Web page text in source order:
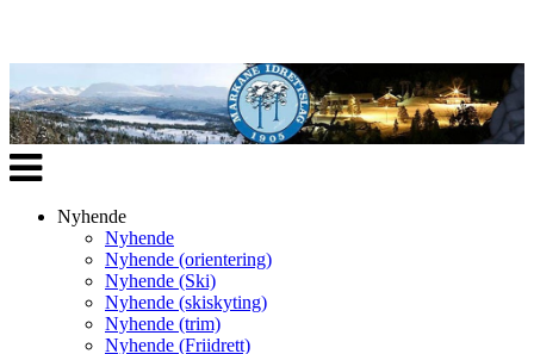
Veksle
navigasjon
Nyhende
Nyhende
Nyhende (orientering)
Nyhende (Ski)
Nyhende (skiskyting)
Nyhende (trim)
Nyhende (Friidrett)